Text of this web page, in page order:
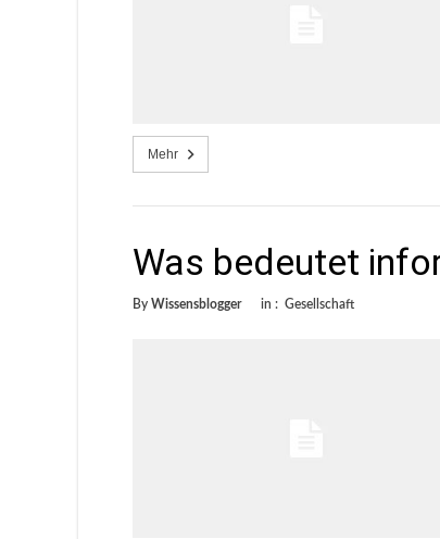
Mehr
Was bedeutet
By Wissensblogger in : Gesellschaft